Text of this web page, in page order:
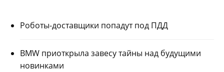
Роботы-доставщики попадут под ПДД
BMW приоткрыла завесу тайны над будущими
новинками